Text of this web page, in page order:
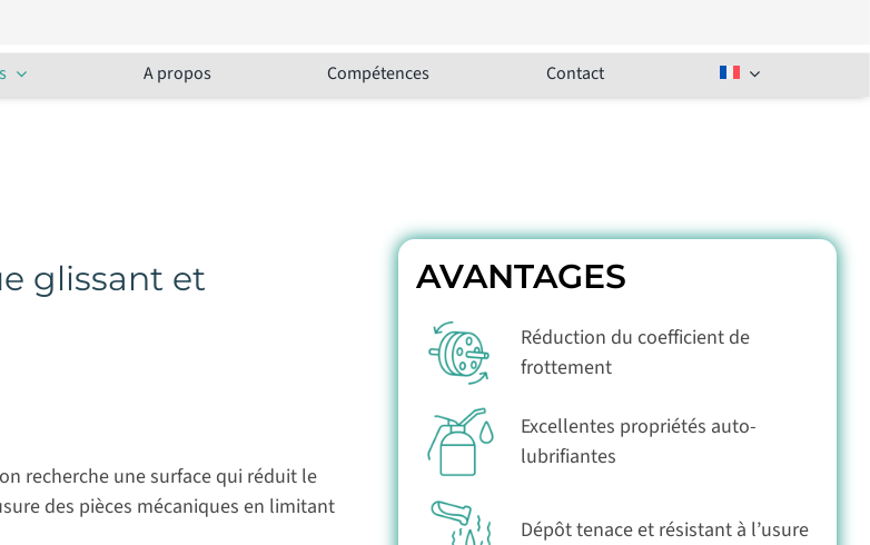
A propos Compétences Contact
glissant et
recherche une surface qui réduit le
des pièces mécaniques en limitant
AVANTAGES
Réduction du coefficient de
frottement
Excellentes propriétés auto-
lubrifiantes
Dépôt tenace et résistant à l’usure